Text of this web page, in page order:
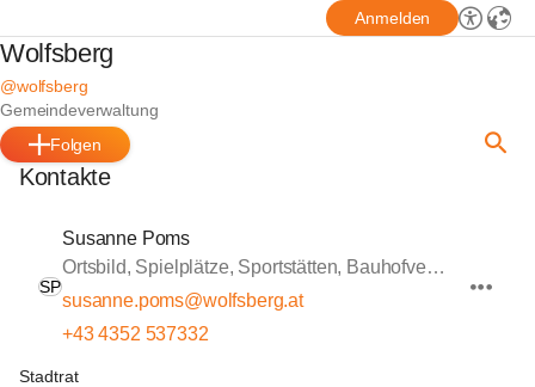
Anmelden
Wolfsberg
@wolfsberg
Gemeindeverwaltung
Folgen
Kontakte
SP
Susanne Poms
Ortsbild, Spielplätze, Sportstätten, Bauhofverwaltung
susanne.poms@wolfsberg.at
+43 4352 537332
Stadtrat